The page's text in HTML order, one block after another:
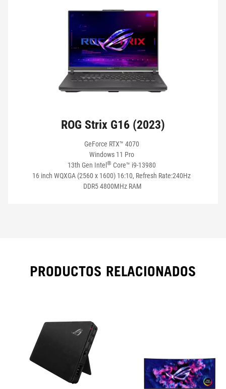
ROG Strix G16 (2023)
GeForce RTX™ 4070
Windows 11 Pro
13th Gen Intel ® Core™ i9-13980
16 inch WQXGA (2560 x 1600) 16:10, Refresh Rate:240Hz
DDR5 4800MHz RAM
PRODUCTOS RELACIONADOS